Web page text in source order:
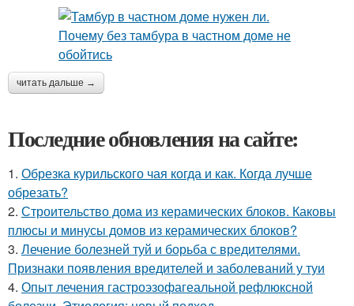
читать дальше →
Последние обновления на сайте:
1. Обрезка курильского чая когда и как. Когда лучше
обрезать?
2. Строительство дома из керамических блоков. Каковы
плюсы и минусы домов из керамических блоков?
3. Лечение болезней туй и борьба с вредителями.
Признаки появления вредителей и заболеваний у туи
4. Опыт лечения гастроэзофагеальной рефлюксной